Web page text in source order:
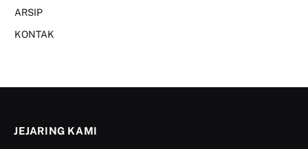
ARSIP
KONTAK
JEJARING KAMI